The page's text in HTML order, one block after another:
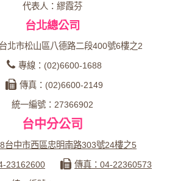
代表人：繆霞芬
台北總公司
北市松山區八德路二段400號6樓之2
專線：(02)6600-1688
傳真：(02)6600-2149
統一編號：27366902
台中分公司
台中市西區忠明南路303號24樓之5
23162600
傳真：04-22360573